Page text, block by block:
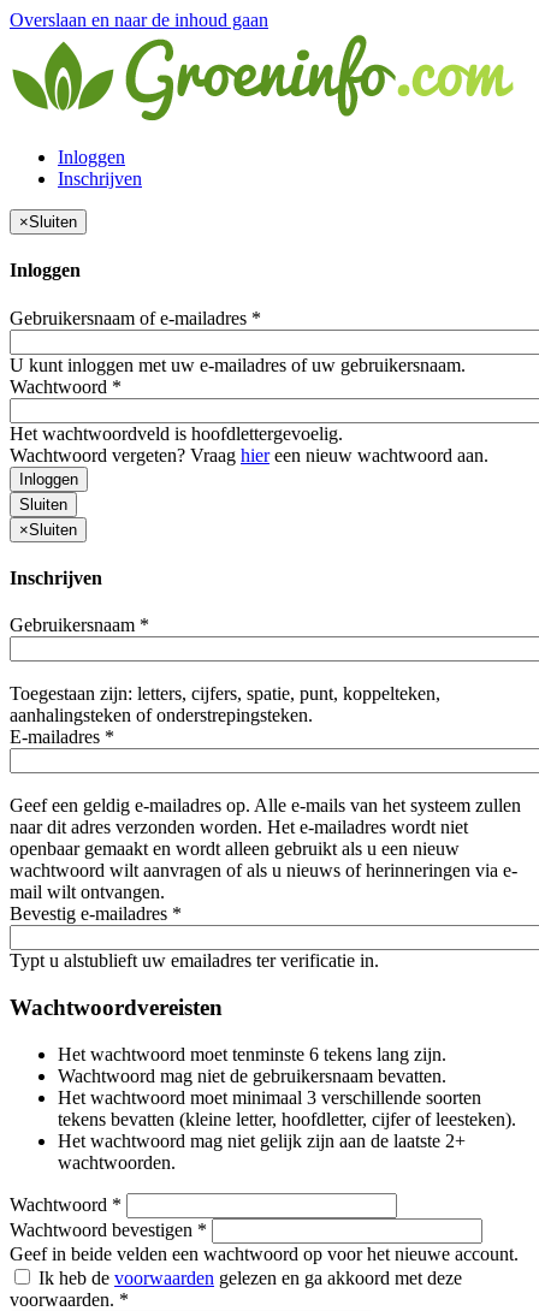
Overslaan en naar de inhoud gaan
Inloggen
Inschrijven
×Sluiten
Inloggen
Gebruikersnaam of e-mailadres *
U kunt inloggen met uw e-mailadres of uw gebruikersnaam.
Wachtwoord *
Het wachtwoordveld is hoofdlettergevoelig.
Wachtwoord vergeten? Vraag hiereen nieuw wachtwoord aan.
Inloggen
Sluiten
×Sluiten
Inschrijven
Gebruikersnaam *
Toegestaan zijn: letters, cijfers, spatie, punt, koppelteken,
aanhalingsteken of onderstrepingsteken.
E-mailadres *
Geef een geldig e-mailadres op. Alle e-mails van het systeem zullen
naar dit adres verzonden worden. Het e-mailadres wordt niet
openbaar gemaakt en wordt alleen gebruikt als u een nieuw
wachtwoord wilt aanvragen of als u nieuws of herinneringen via e-
mail wilt ontvangen.
Bevestig e-mailadres *
Typt u alstublieft uw emailadres ter verificatie in.
Wachtwoordvereisten
Het wachtwoord moet tenminste 6 tekens lang zijn.
Wachtwoord mag niet de gebruikersnaam bevatten.
Het wachtwoord moet minimaal 3 verschillende soorten
tekens bevatten (kleine letter, hoofdletter, cijfer of leesteken).
Het wachtwoord mag niet gelijk zijn aan de laatste 2+
wachtwoorden.
Wachtwoord *
Wachtwoord bevestigen *
Geef in beide velden een wachtwoord op voor het nieuwe account.
Ik heb de voorwaarden gelezen en ga akkoord met deze
voorwaarden. *